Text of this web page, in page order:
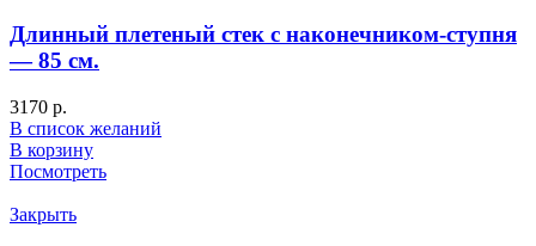
Длинный плетеный стек с наконечником-ступня
— 85 см.
3170 р.
В список желаний
В корзину
Посмотреть
Закрыть